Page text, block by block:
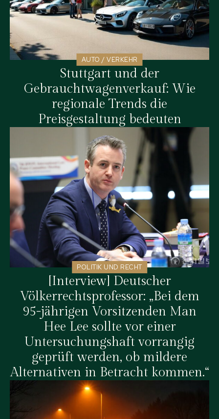
AUTO / VERKEHR
Stuttgart und der
Gebrauchtwagenverkauf: Wie
regionale Trends die
Preisgestaltung bedeuten
POLITIK UND RECHT
[Interview] Deutscher
Völkerrechtsprofessor: „Bei dem
95-jährigen Vorsitzenden Man
Hee Lee sollte vor einer
Untersuchungshaft vorrangig
geprüft werden, ob mildere
Alternativen in Betracht kommen.“